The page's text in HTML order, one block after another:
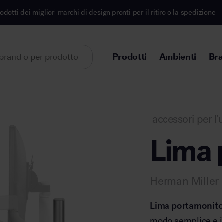
di design pronti per il ritiro o la spedizione
Prodotti Ambienti
accessori per
Herman Miller
Lima